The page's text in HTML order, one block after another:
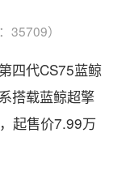
35709）
四代CS75蓝鲸
搭载蓝鲸超擎
起售价7.99万